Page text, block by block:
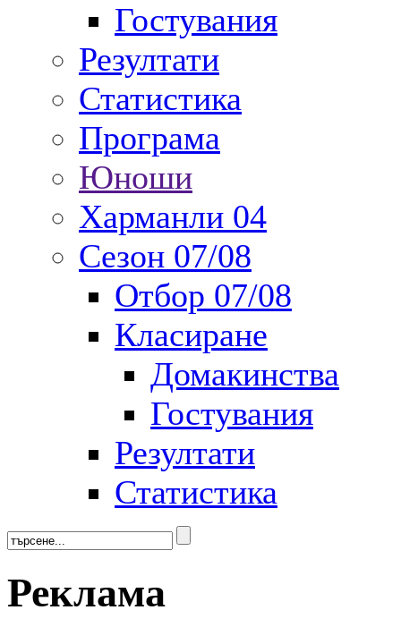
Гостувания
Резултати
Статистика
Програма
Юноши
Харманли 04
Сезон 07/08
Отбор 07/08
Класиране
Домакинства
Гостувания
Резултати
Статистика
Реклама